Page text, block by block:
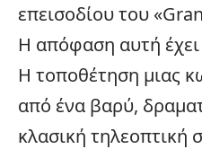
επεισοδίου του
Η απόφαση αυτή
Η τοποθέτηση μιας
από ένα βαρύ,
κλασική τηλεοπτική